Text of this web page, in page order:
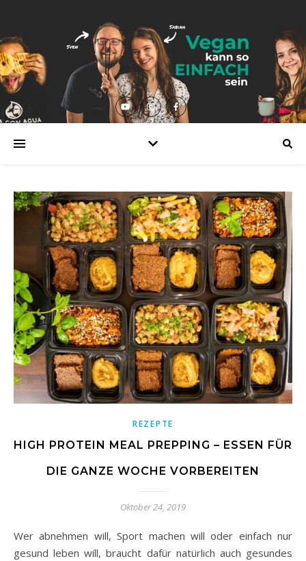
REZEPTE
HIGH PROTEIN MEAL PREPPING – ESSEN FÜR
DIE GANZE WOCHE VORBEREITEN
Oktober 24, 2019
Wer abnehmen will, Sport machen will oder einfach nur
gesund leben will, braucht dafür natürlich auch gesundes